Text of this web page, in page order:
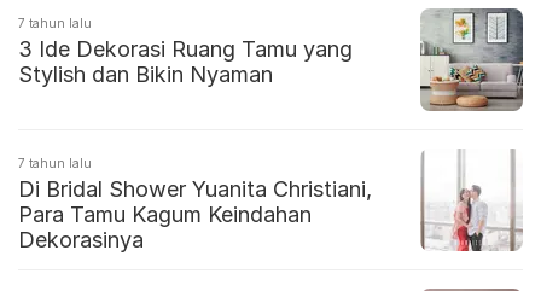
7 tahun lalu
3 Ide Dekorasi Ruang Tamu yang
Stylish dan Bikin Nyaman
7 tahun lalu
Di Bridal Shower Yuanita Christiani,
Para Tamu Kagum Keindahan
Dekorasinya